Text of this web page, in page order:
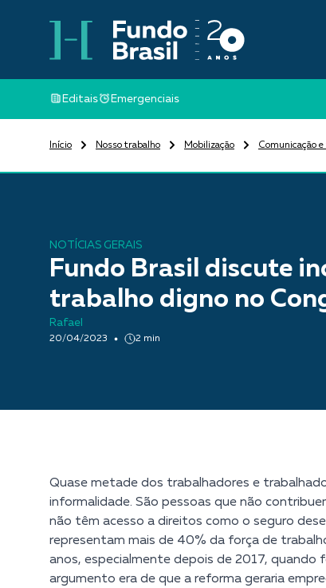
Editais Emergenciais
Início Nosso trabalho Mobilização Comunicação
NOTÍCIAS GERAIS
Fundo Brasil discute
trabalho digno no
Rafael
20/04/2023 2 min
Quase metade dos trabalhadores e
informalidade. São pessoas que não
não têm acesso a direitos como o seguro
representam mais de 40% da força de
anos, especialmente depois de 2017, quando
argumento era de que a reforma geraria